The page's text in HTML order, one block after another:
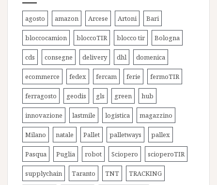
agosto amazon Arcese Artoni Bari
bloccocamion bloccoTIR blocco tir Bologna
cds consegne delivery dhl domenica
ecommerce fedex fercam ferie fermoTIR
ferragosto geodis gls green hub
innovazione lastmile logistica magazzino
Milano natale Pallet palletways pallex
Pasqua Puglia robot Sciopero scioperoTIR
supplychain Taranto TNT TRACKING